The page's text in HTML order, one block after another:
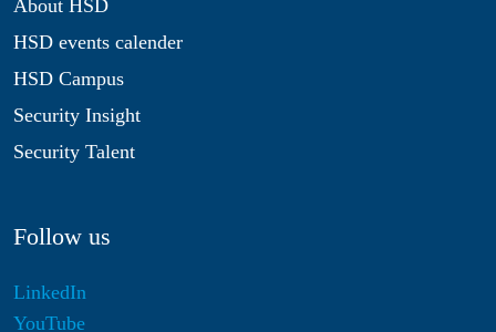
About HSD
HSD events calender
HSD Campus
Security Insight
Security Talent
Follow us
LinkedIn
YouTube